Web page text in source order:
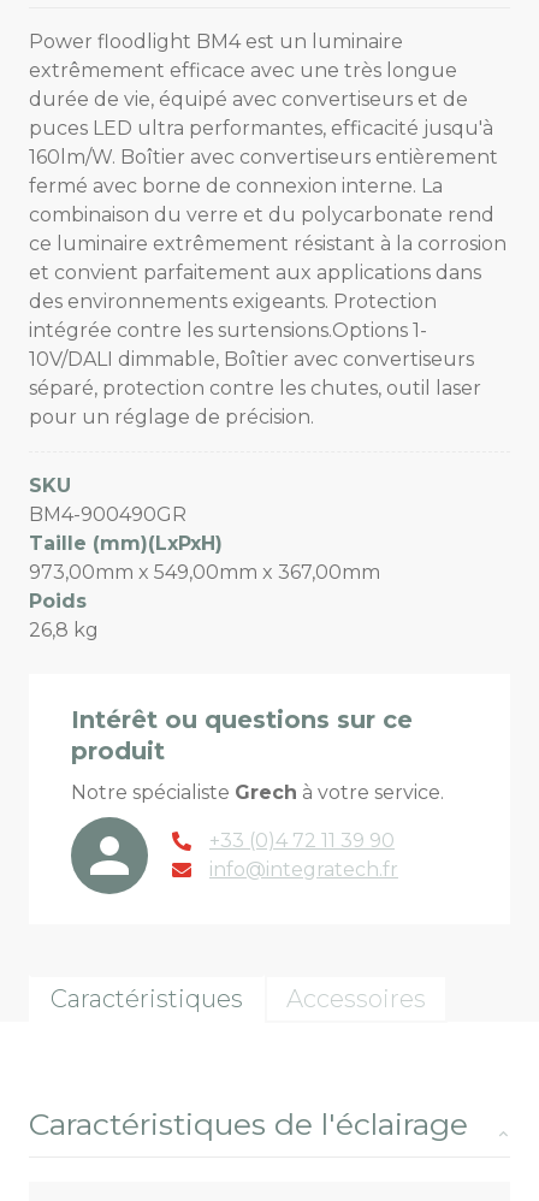
Power floodlight BM4 est un luminaire
extrêmement efficace avec une très longue
durée de vie, équipé avec convertiseurs et de
puces LED ultra performantes, efficacité jusqu'à
160lm/W. Boîtier avec convertiseurs entièrement
fermé avec borne de connexion interne. La
combinaison du verre et du polycarbonate rend
ce luminaire extrêmement résistant à la corrosion
et convient parfaitement aux applications dans
des environnements exigeants. Protection
intégrée contre les surtensions.Options 1-
10V/DALI dimmable, Boîtier avec convertiseurs
séparé, protection contre les chutes, outil laser
pour un réglage de précision.
SKU
BM4-900490GR
Taille (mm)(LxPxH)
973,00mm x 549,00mm x 367,00mm
Poids
26,8 kg
Intérêt ou questions sur ce
produit
Notre spécialiste Grech à votre service.
+33 (0)4 72 11 39 90
info@integratech.fr
Caractéristiques Accessoires
Caractéristiques de l'éclairage